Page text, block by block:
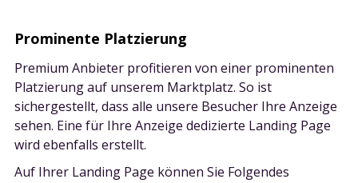
Prominente Platzierung
Premium Anbieter profitieren von einer prominenten
Platzierung auf unserem Marktplatz. So ist
sichergestellt, dass alle unsere Besucher Ihre Anzeige
sehen. Eine für Ihre Anzeige dedizierte Landing Page
wird ebenfalls erstellt.
Auf Ihrer Landing Page können Sie Folgendes